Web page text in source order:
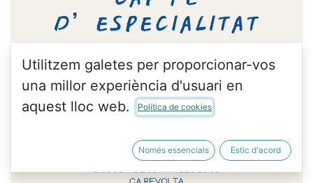
Utilitzem galetes per proporcionar-vos
una millor experiència d'usuari en
aquest lloc web.
Política de cookies
Només essencials Estic d'acord